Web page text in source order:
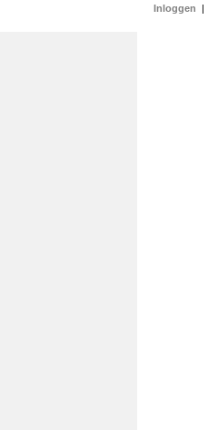
Inloggen |